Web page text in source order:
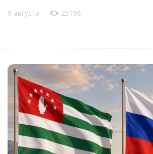
9 августа 25196